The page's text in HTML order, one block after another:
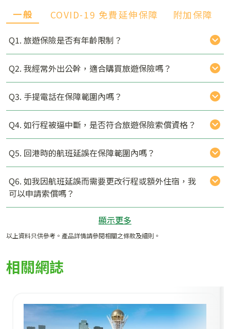
一般 COVID-19 免費延伸保障 附加保障
Q1. 旅遊保險是否有年齡限制？
Q2. 我經常外出公幹，適合購買旅遊保險嗎？
Q3. 手提電話在保障範圍內嗎？
Q4. 如行程被逼中斷，是否符合旅遊保險索償資格？
Q5. 回港時的航班延誤在保障範圍內嗎？
Q6. 如我因航班延誤而需要更改行程或額外住宿，我
可以申請索償嗎？
顯示更多
以上資料只供參考。產品詳情請參閱相關之條款及細則。
相關網誌